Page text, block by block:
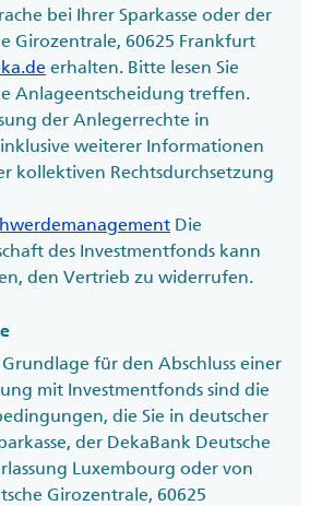
bei Ihrer Sparkasse oder der
Girozentrale, 60625 Frankfurt
erhalten. Bitte lesen Sie
Anlageentscheidung treffen.
der Anlegerrechte in
weiterer Informationen
kollektiven Rechtsdurchsetzung
Die
des Investmentfonds kann
den Vertrieb zu widerrufen.
für den Abschluss einer
mit Investmentfonds sind die
die Sie in deutscher
der DekaBank Deutsche
Luxembourg oder von
Girozentrale, 60625